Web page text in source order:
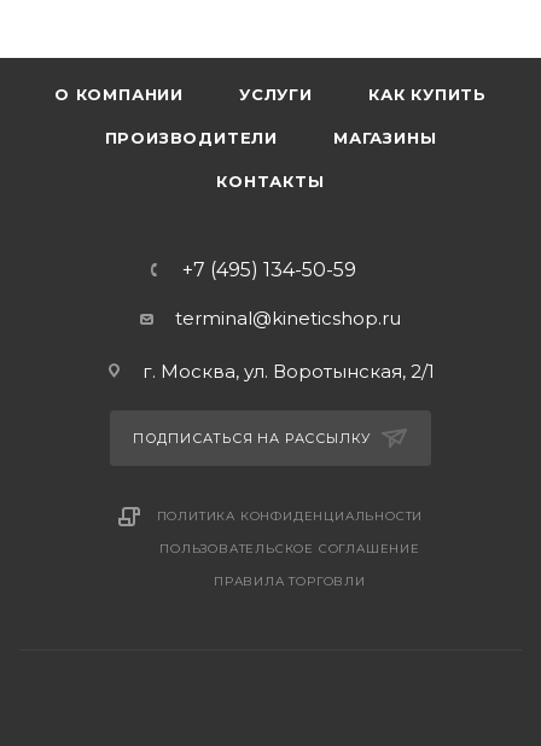
О КОМПАНИИ УСЛУГИ КАК КУПИТЬ
ПРОИЗВОДИТЕЛИ МАГАЗИНЫ
КОНТАКТЫ
+7 (495) 134-50-59
terminal@kineticshop.ru
г. Москва, ул. Воротынская, 2/1
ПОДПИСАТЬСЯ НА РАССЫЛКУ
ПОЛИТИКА КОНФИДЕНЦИАЛЬНОСТИ
ПОЛЬЗОВАТЕЛЬСКОЕ СОГЛАШЕНИЕ
ПРАВИЛА ТОРГОВЛИ